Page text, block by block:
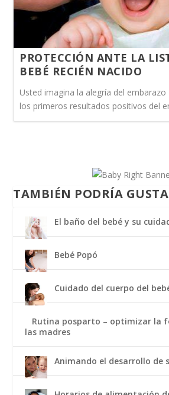
PROTECCIÓN ANTE LA
BEBÉ RECIÉN NACIDO
Usted imagina la alegría del embarazo
los primeros resultados positivos del
TAMBIÉN PODRÍA
El baño del bebé y su
Bebé Popó
Cuidado del cuerpo del
Rutina posparto – optimizar la
las madres
Animando el desarrollo de